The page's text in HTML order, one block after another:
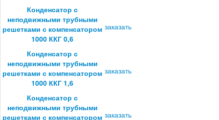
Конденсатор с
неподвижными трубными
решетками с компенсатором
1000 ККГ 0,6
заказать
Конденсатор с
неподвижными трубными
решетками с компенсатором
1000 ККГ 1,6
заказать
Конденсатор с
неподвижными трубными
решетками с компенсатором заказать